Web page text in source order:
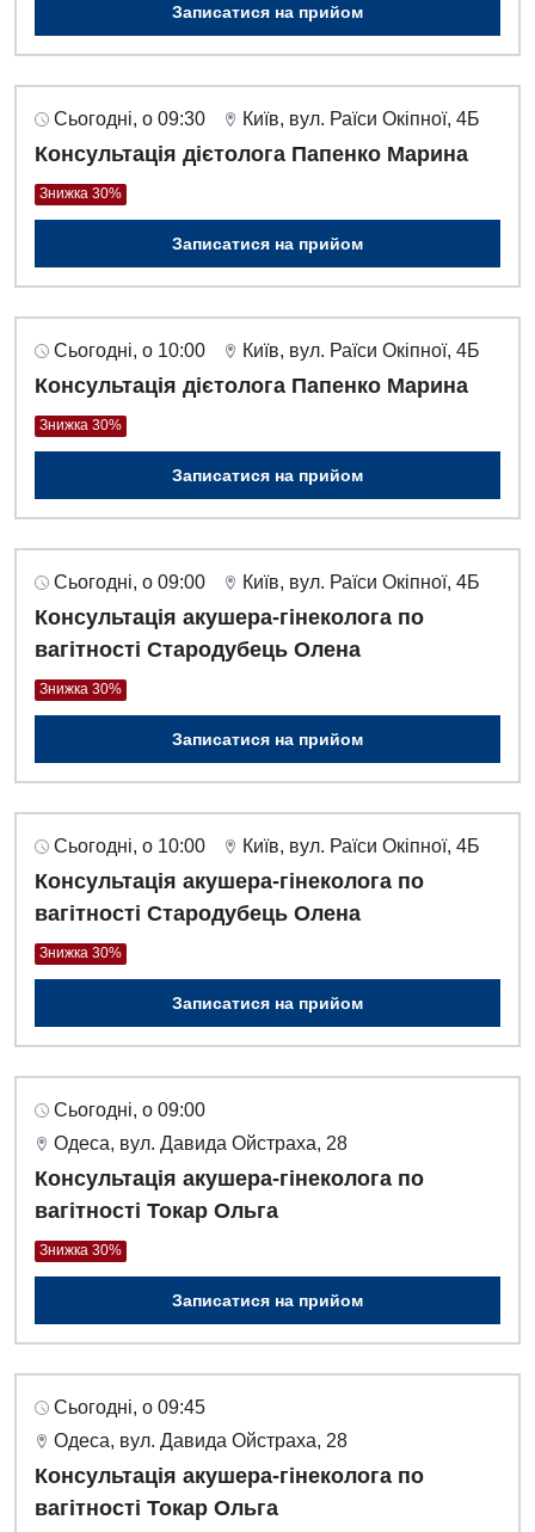
Записатися на прийом
Сьогодні, о 09:30 Київ, вул. Раїси Окіпної, 4Б
Консультація дієтолога Папенко Марина
Знижка 30%
Записатися на прийом
Сьогодні, о 10:00 Київ, вул. Раїси Окіпної, 4Б
Консультація дієтолога Папенко Марина
Знижка 30%
Записатися на прийом
Сьогодні, о 09:00 Київ, вул. Раїси Окіпної, 4Б
Консультація акушера-гінеколога по
вагітності Стародубець Олена
Знижка 30%
Записатися на прийом
Сьогодні, о 10:00 Київ, вул. Раїси Окіпної, 4Б
Консультація акушера-гінеколога по
вагітності Стародубець Олена
Знижка 30%
Записатися на прийом
Сьогодні, о 09:00
Одеса, вул. Давида Ойстраха, 28
Консультація акушера-гінеколога по
вагітності Токар Ольга
Знижка 30%
Записатися на прийом
Сьогодні, о 09:45
Одеса, вул. Давида Ойстраха, 28
Консультація акушера-гінеколога по
вагітності Токар Ольга